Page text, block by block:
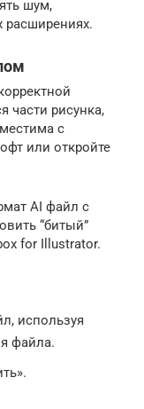
шум,
расширениях.
части рисунка,
с
или откройте
AI файл с
“битый”
for Illustrator.
используя
файла.